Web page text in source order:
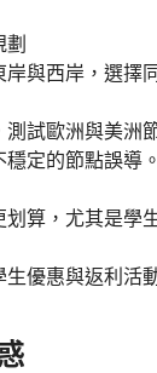
劃
岸與西岸，選擇
試歐洲與美洲
定的節點誤導。
算，尤其是學
優惠與返利活